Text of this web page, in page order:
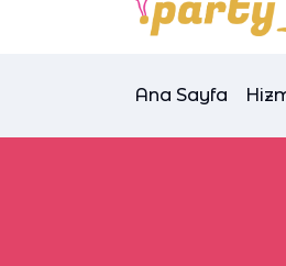
Ana Sayfa